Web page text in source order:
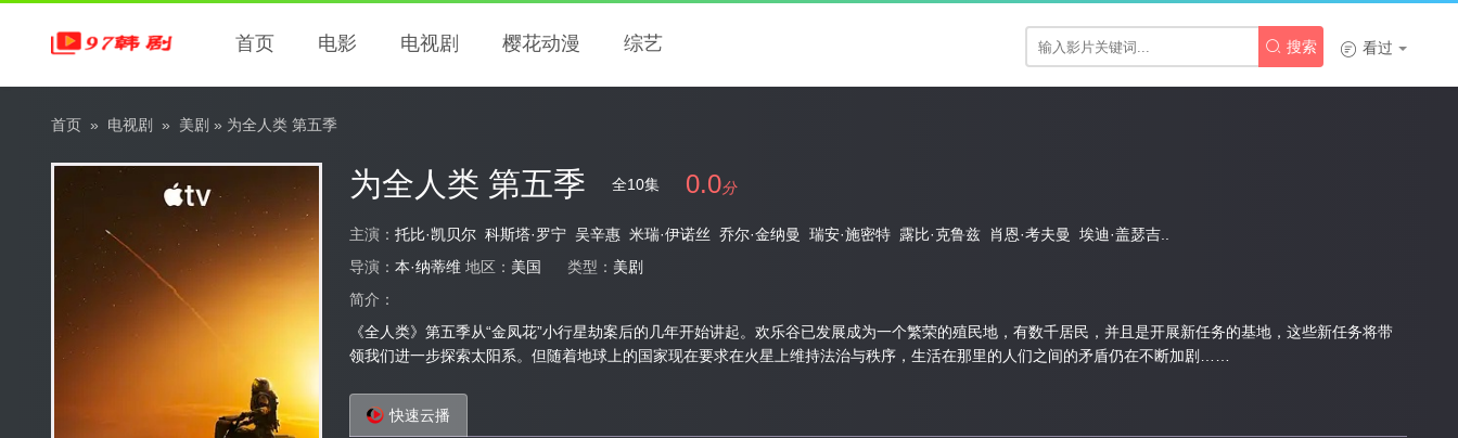
首页 电影 电视剧 樱花动漫 综艺  看过
 搜索
首页 » 电视剧 » 美剧 » 为全人类 第五季
为全人类 第五季 全10集 0.0分
主演： 托比·凯贝尔 科斯塔·罗宁 吴辛惠 米瑞·伊诺丝 乔尔·金纳曼 瑞安·施密特 露比·克鲁兹 肖恩·考夫曼
埃迪·盖瑟吉..
导演： 本·纳蒂维 地区： 美国 类型： 美剧
简介：
《全人类》第五季从“金凤花”小行星劫案后的几年开始讲起。欢乐谷已发展成为一个繁荣的殖民地，有数千居民，并且是开展新任务的基地，这些新任务将带
领我们进一步探索太阳系。但随着地球上的国家现在要求在火星上维持法治与秩序，生活在那里的人们之间的矛盾仍在不断加剧……
快速云播